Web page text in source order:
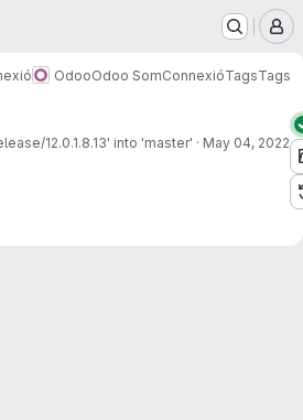
OdooOdoo SomConnexióTagsTags
12.0.1.8.13' into 'master' · May 04, 2022